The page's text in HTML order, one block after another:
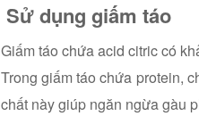
Sử dụng giấm táo
Giấm táo chứa acid citric có
Trong giấm táo chứa protein,
chất này giúp ngăn ngừa gàu